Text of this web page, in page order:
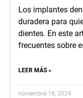
Los implantes
duradera para
dientes. En este
frecuentes sobre
LEER MÁS »
noviembre 18, 2024